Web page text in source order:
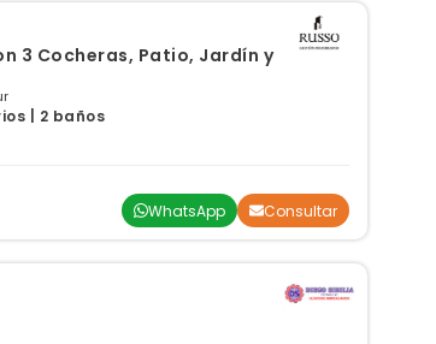
3 Cocheras, Patio, Jardín y
| 2 baños
WhatsApp Consultar